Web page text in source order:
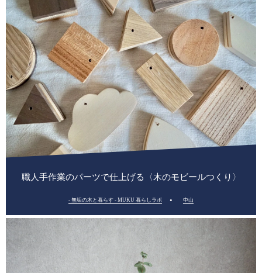
職人手作業のパーツで仕上げる〈木のモビールつくり〉
- 無垢の木と暮らす - MUKU 暮らしラボ 中山